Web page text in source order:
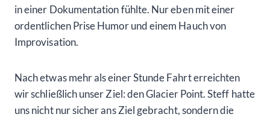
in einer Dokumentation fühlte. Nur eben mit einer
ordentlichen Prise Humor und einem Hauch von
Improvisation.
Nach etwas mehr als einer Stunde Fahrt erreichten
wir schließlich unser Ziel: den Glacier Point. Steff hatte
uns nicht nur sicher ans Ziel gebracht, sondern die